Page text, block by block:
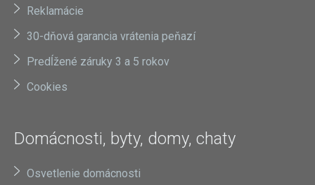
Reklamácie
30-dňová garancia vrátenia peňazí
Predĺžené záruky 3 a 5 rokov
Cookies
Domácnosti, byty, domy, chaty
Osvetlenie domácnosti